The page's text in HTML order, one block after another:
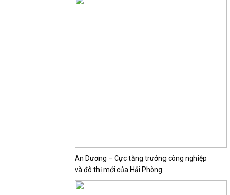
An Dương – Cực tăng trưởng công nghiệp
và đô thị mới của Hải Phòng